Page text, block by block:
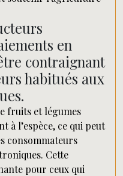
en
contraignant
habitués aux
fruits et légumes
à l’espèce, ce qui peut
consommateurs
Cette
pour ceux qui